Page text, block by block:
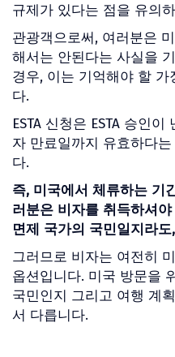
규제가 있다는 점을 유의
관광객으로써, 여러분은
해서는 안된다는 사실을
경우, 이는 기억해야 할
다.
ESTA 신청은 ESTA 승인
자 만료일까지 유효하다
다.
즉, 미국에서 체류하는 기
러분은 비자를 취득하셔
면제 국가의 국민일지라
그러므로 비자는 여전히
옵션입니다. 미국 방문을
국민인지 그리고 여행 계
서 다릅니다.